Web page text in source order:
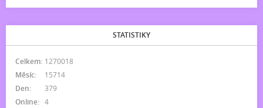
STATISTIKY
Online: 4
Celkem: 1270018
Měsíc:
15714
Den:
379